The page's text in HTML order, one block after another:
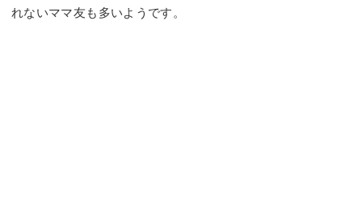
れないママ友も多いようです。